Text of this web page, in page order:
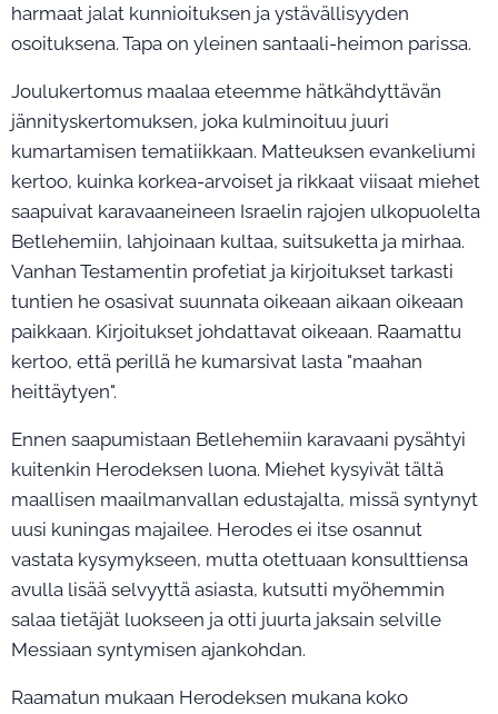
harmaat jalat kunnioituksen ja ystävällisyyden
osoituksena. Tapa on yleinen santaali-heimon parissa.
Joulukertomus maalaa eteemme hätkähdyttävän
jännityskertomuksen, joka kulminoituu juuri
kumartamisen tematiikkaan. Matteuksen evankeliumi
kertoo, kuinka korkea-arvoiset ja rikkaat viisaat miehet
saapuivat karavaaneineen Israelin rajojen ulkopuolelta
Betlehemiin, lahjoinaan kultaa, suitsuketta ja mirhaa.
Vanhan Testamentin profetiat ja kirjoitukset tarkasti
tuntien he osasivat suunnata oikeaan aikaan oikeaan
paikkaan. Kirjoitukset johdattavat oikeaan. Raamattu
kertoo, että perillä he kumarsivat lasta "maahan
heittäytyen".
Ennen saapumistaan Betlehemiin karavaani pysähtyi
kuitenkin Herodeksen luona. Miehet kysyivät tältä
maallisen maailmanvallan edustajalta, missä syntynyt
uusi kuningas majailee. Herodes ei itse osannut
vastata kysymykseen, mutta otettuaan konsulttiensa
avulla lisää selvyyttä asiasta, kutsutti myöhemmin
salaa tietäjät luokseen ja otti juurta jaksain selville
Messiaan syntymisen ajankohdan.
Raamatun mukaan Herodeksen mukana koko